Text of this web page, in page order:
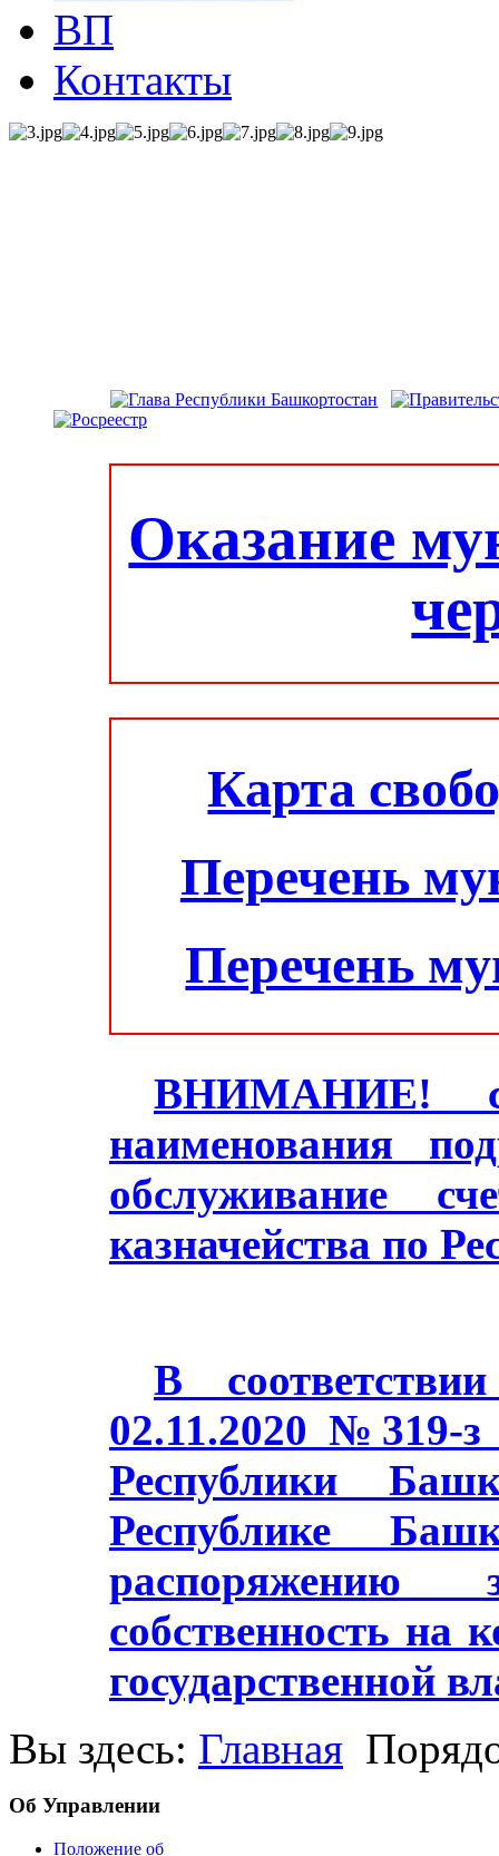
ВП
Контакты
Оказание
Карта
Перечень
Перечень
ВНИМАНИЕ! с
наименования
обслуживание
казначейства по
В
02.11.2020 №319-
Республики
Республике
распоряжению
собственность на
государственной
Вы здесь: Главная
Об Управлении
Положение об